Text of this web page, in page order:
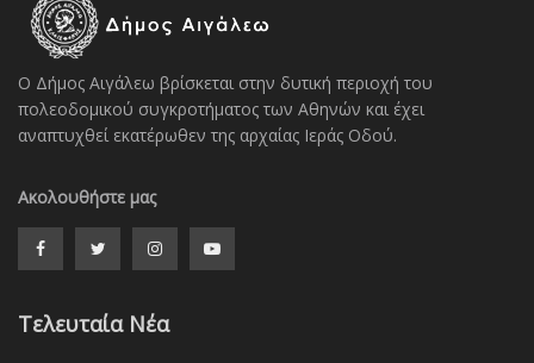
Ο Δήμος Αιγάλεω βρίσκεται στην δυτική περιοχή του
πολεοδομικού συγκροτήματος των Αθηνών και έχει
αναπτυχθεί εκατέρωθεν της αρχαίας Ιεράς Οδού.
Ακολουθήστε μας
Τελευταία Νέα